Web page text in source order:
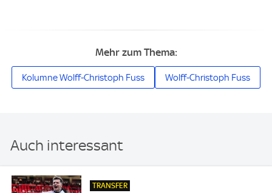
Mehr zum Thema:
Kolumne Wolff-Christoph Fuss Wolff-Christoph Fuss
Auch interessant
TRANSFER